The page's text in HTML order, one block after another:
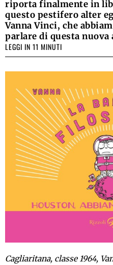
riporta finalmente in
questo pestifero alter
Vanna Vinci, che
parlare di questa
LEGGI IN 11 MINUTI
Cagliaritana, classe 1964,